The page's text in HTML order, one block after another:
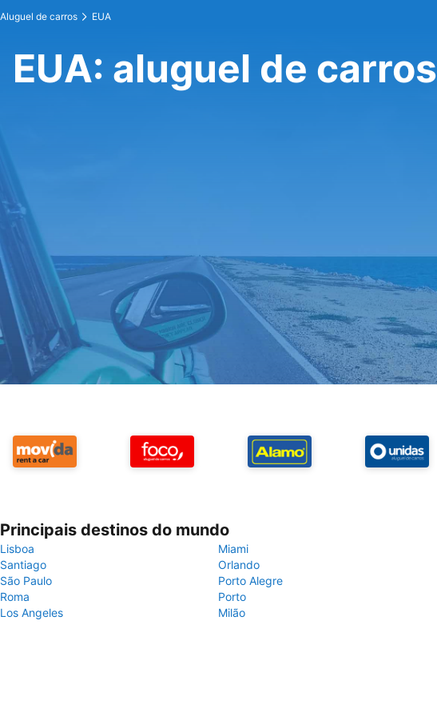
Aluguel de carros EUA
EUA: aluguel de carros
Principais destinos do mundo
Lisboa
Miami
Santiago
Orlando
São Paulo
Porto Alegre
Roma
Porto
Los Angeles
Milão